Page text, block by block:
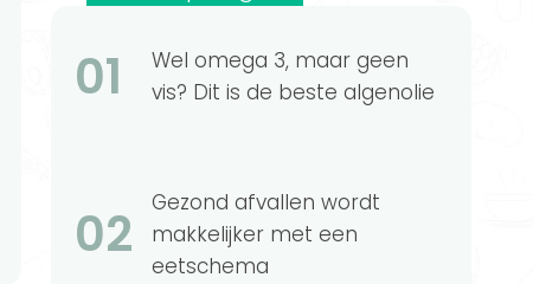
01
Wel omega 3, maar geen
vis? Dit is de beste algenolie
02
Gezond afvallen wordt
makkelijker met een
eetschema